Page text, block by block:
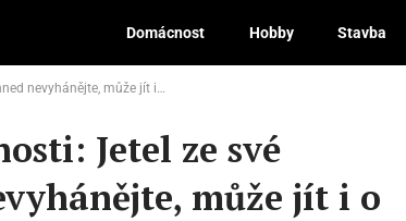
Domácnost Hobby Stavba
může jít i o skvělého pomocníka
Jetel ze své
může jít i o